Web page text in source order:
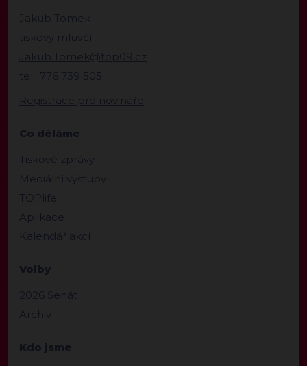
Jakub Tomek
tiskový mluvčí
Jakub.Tomek@top09.cz
tel.: 776 739 505
Registrace pro novináře
Co děláme
Tiskové zprávy
Mediální výstupy
TOPlife
Aplikace
Kalendář akcí
Volby
2026 Senát
Archiv
Kdo jsme